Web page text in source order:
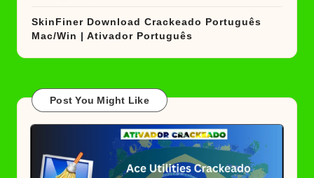
SkinFiner Download Crackeado Português
Mac/Win | Ativador Português
Post You Might Like